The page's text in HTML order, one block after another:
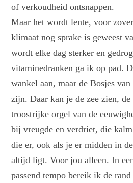
of verkoudheid ontsnappen.
Maar het wordt lente, voor
klimaat nog sprake is geweest
wordt elke dag sterker en
vitaminedranken ga ik op pad.
wankel aan, maar de Bosjes
zijn. Daar kan je de zee zien, de
troostrijke orgel van de
bij vreugde en verdriet, die
die er, ook als je er midden in
altijd ligt. Voor jou alleen. In
passend tempo bereik ik de